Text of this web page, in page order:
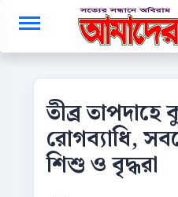
তীব্র তাপদাহে
রোগব্যাধি,
শিশু ও বৃদ্ধরা